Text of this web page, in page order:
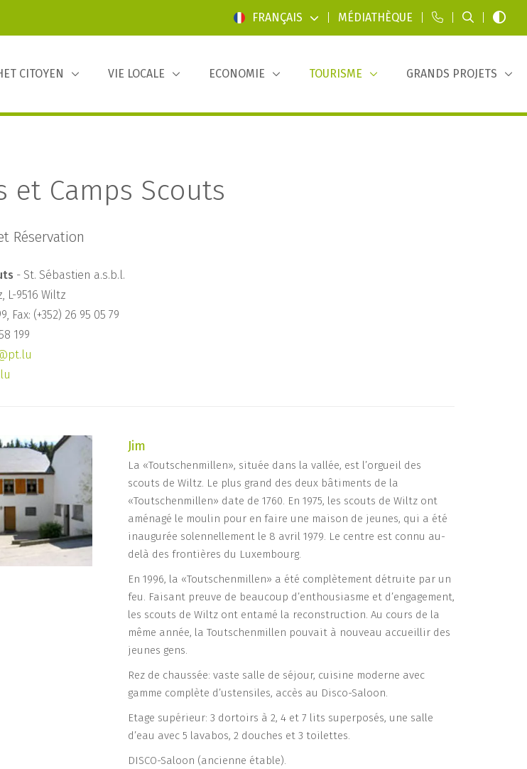
FRANÇAIS MÉDIATHÈQUE
CITOYEN VIE LOCALE ECONOMIE TOURISME GRANDS PROJETS
et Camps Scouts
Réservation
- St. Sébastien a.s.b.l.
L-9516 Wiltz
Fax: (+352) 26 95 05 79
199
Jim
La «Toutschenmillen», située dans la vallée, est l’orgueil des
scouts de Wiltz. Le plus grand des deux bâtiments de la
«Toutschenmillen» date de 1760. En 1975, les scouts de Wiltz ont
aménagé le moulin pour en faire une maison de jeunes, qui a été
inaugurée solennellement le 8 avril 1979. Le centre est connu au-
delà des frontières du Luxembourg.
En 1996, la «Toutschenmillen» a été complètement détruite par un
feu. Faisant preuve de beaucoup d’enthousiasme et d’engagement,
les scouts de Wiltz ont entamé la reconstruction. Au cours de la
même année, la Toutschenmillen pouvait à nouveau accueillir des
jeunes gens.
Rez de chaussée: vaste salle de séjour, cuisine moderne avec
gamme complète d’ustensiles, accès au Disco-Saloon.
Etage supérieur: 3 dortoirs à 2, 4 et 7 lits superposés, une salle
d’eau avec 5 lavabos, 2 douches et 3 toilettes.
DISCO-Saloon (ancienne étable).